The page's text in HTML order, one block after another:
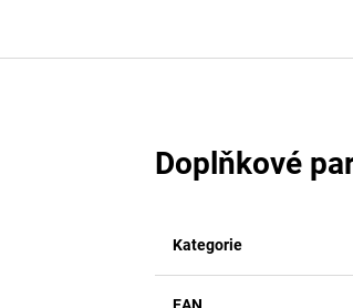
Doplňkové
Kategorie
EAN